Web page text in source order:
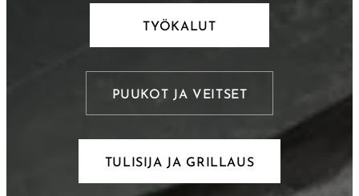
TYÖKALUT
PUUKOT JA VEITSET
TULISIJA JA GRILLAUS